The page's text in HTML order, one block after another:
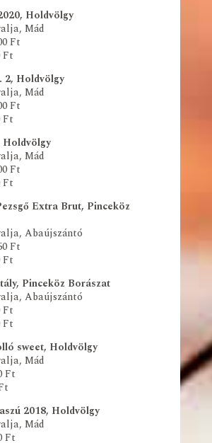
Holdvölgy
Mád
Ft
Ft
Holdvölgy
Mád
Ft
Ft
Holdvölgy
Mád
Ft
Ft
Extra Brut, Pinceköz
Abaújszántó
Ft
Ft
Pinceköz Borászat
Abaújszántó
Ft
Ft
sweet, Holdvölgy
Mád
Ft
2018, Holdvölgy
Mád
Ft